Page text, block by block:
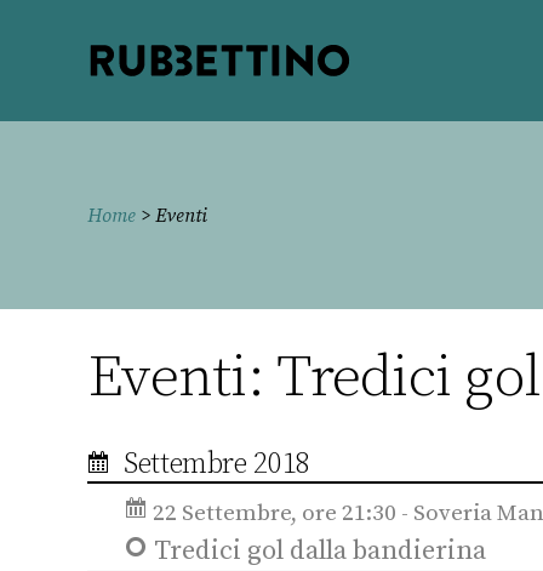
Home > Eventi
Eventi: Tredici
Settembre 2018
22 Settembre, ore 21:30 - Soveria
Tredici gol dalla bandierina